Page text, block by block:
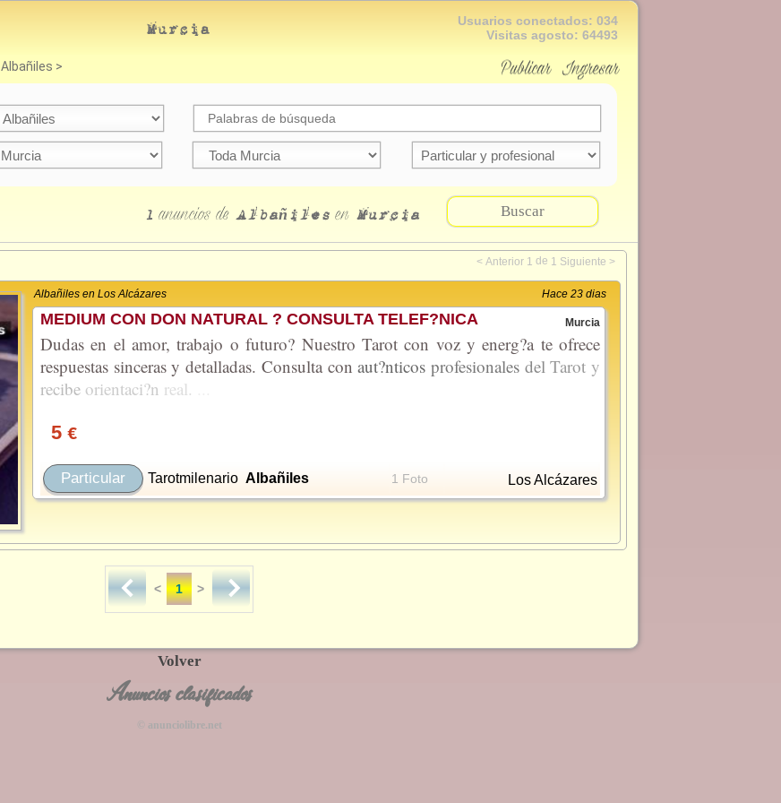
Murcia Usuarios conectados: 034
Visitas agosto: 64493
Albañiles > Ingresar
Publicar
1 anunciosde Albañiles en Murcia Buscar
< Anterior 1 de 1 Siguiente >
Albañiles en Los Alcázares Hace 23 dias
MEDIUM CON DON NATURAL ? CONSULTA TELEF?NICA Murcia
Dudas en el amor, trabajo o futuro? Nuestro Tarot con voz y energ?a te ofrece
respuestas sinceras y detalladas. Consulta conaut?nticos profesionales delTaroty
recibe orientaci?n real.
5 €
Particular Tarotmilenario Albañiles 1 Foto Los Alcázares
< 1 >
Volver
Anuncios clasificados
© anunciolibre.net